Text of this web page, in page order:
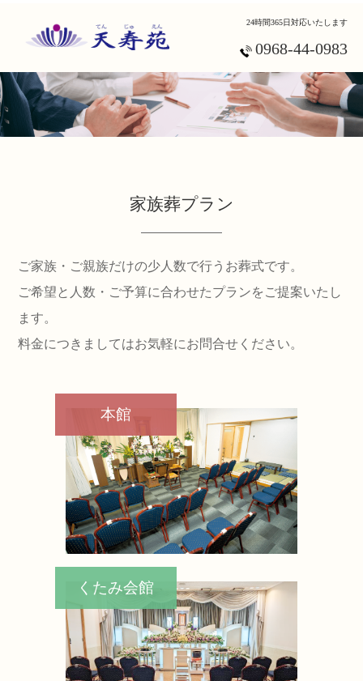
24時間365日対応いたします
0968-44-0983
家族葬プラン
ご家族・ご親族だけの少人数で行うお葬式です。
ご希望と人数・ご予算に合わせたプランをご提案いたし
ます。
料金につきましてはお気軽にお問合せください。
本館
くたみ会館
ホーム
会館案内【本 館】
会館案内【植木会館】
お葬式プラン
会社概要